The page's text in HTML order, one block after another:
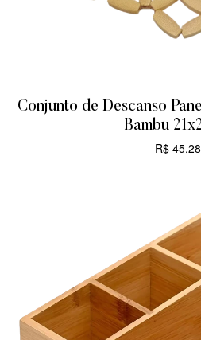
Conjunto de Descanso
Bambu
R$ 45,28